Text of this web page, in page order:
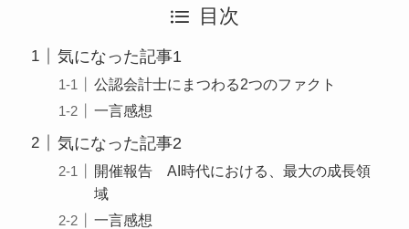
目次
気になった記事1
公認会計士にまつわる2つのファクト
一言感想
気になった記事2
開催報告 AI時代における、最大の成長領
域
一言感想